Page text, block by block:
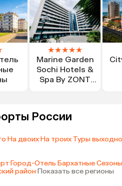
★★★★★
Marine Garden
Sochi Hotels &
Spa By ZONT
России
·На двоих·На троих·Туры
·Город-Отель Бархатные Сезоны
район·Показать все регионы